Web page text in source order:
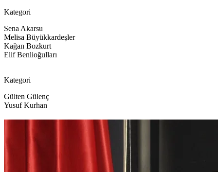
Kategori
Sena Akarsu
Melisa Büyükkardeşler
Kağan Bozkurt
Elif Benlioğulları
Kategori
Gülten Gülenç
Yusuf Kurhan